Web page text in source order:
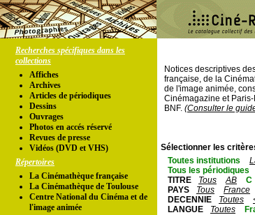
Recherches spécifiques dans les
collections
Affiches
Archives
Articles de périodiques
Dessins
Ouvrages
Photos en accés réservé
Revues de presse
Vidéos (DVD et VHS)
Répertoires
La Cinémathèque française
La Cinémathèque de Toulouse
Centre National du Cinéma et de
l'image animée
Notices descriptives
française, de la
de l'image animée,
Cinémagazine et
BNF. (Consulter le
Sélectionner les
Toutes institutions
Tous les périodiques
TITRE
Tous AB C
PAYS
Tous France
DECENNIE
Toutes
LANGUE
Toutes